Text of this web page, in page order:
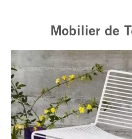
Mobilier de